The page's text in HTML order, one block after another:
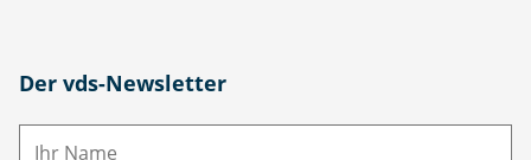
Der vds-Newsletter
N